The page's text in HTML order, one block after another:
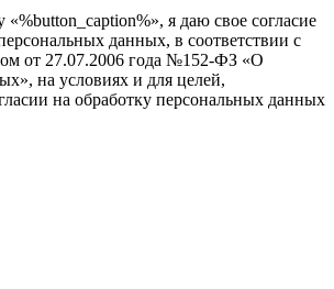
я даю свое согласие
данных, в соответствии с
от 27.07.2006 года №152-ФЗ «О
на условиях и для целей,
на обработку персональных данных